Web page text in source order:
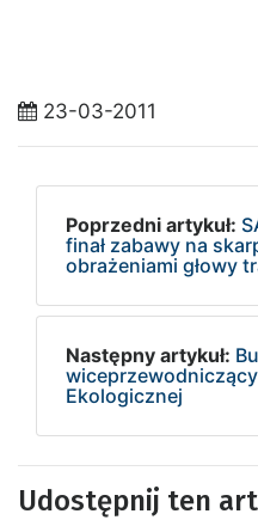
23-03-2011
Poprzedni artykuł:
finał zabawy na
obrażeniami głowy
Następny artykuł:
Ekologicznej
Udostępnij ten